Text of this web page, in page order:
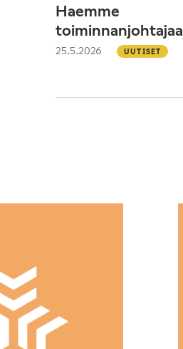
Haemme
toiminnanjohtajaa
25.5.2026 UUTISET